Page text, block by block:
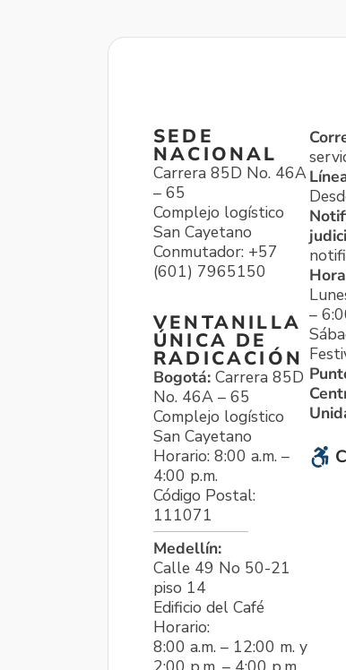
SEDE
NACIONAL
Carrera 85D No. 46A
– 65
Complejo logístico
San Cayetano
Conmutador: +57
(601) 7965150
VENTANILLA
ÚNICA DE
RADICACIÓN
Bogotá: Carrera 85D
No. 46A – 65
Complejo logístico
San Cayetano
Horario: 8:00 a.m. –
4:00 p.m.
Código Postal:
111071
Medellín:
Calle 49 No 50-21
piso 14
Edificio del Café
Horario:
8:00 a.m. – 12:00 m. y
–